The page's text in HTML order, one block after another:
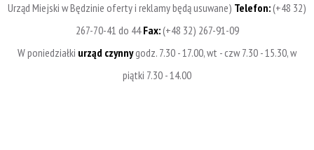
Urząd Miejski w Będzinie oferty i reklamy będą usuwane) Telefon:(+48 32)
267-70-41 do 44Fax:(+48 32) 267-91-09
W poniedziałki urząd czynnygodz. 7.30 - 17.00, wt - czw 7.30 - 15.30, w
piątki 7.30 - 14.00